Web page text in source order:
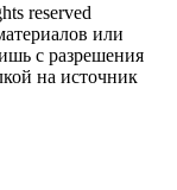
reserved
или
с разрешения
на источник